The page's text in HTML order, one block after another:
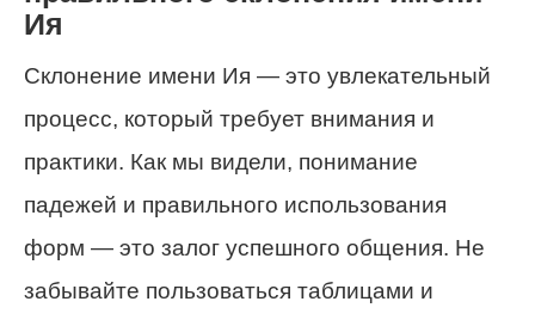
Ия
Склонение имени Ия — это увлекательный
процесс, который требует внимания и
практики. Как мы видели, понимание
падежей и правильного использования
форм — это залог успешного общения. Не
забывайте пользоваться таблицами и